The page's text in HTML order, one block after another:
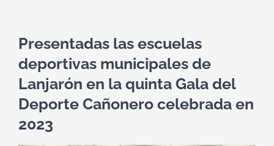
Presentadas las escuelas
deportivas municipales de
Lanjarón en la quinta Gala del
Deporte Cañonero celebrada en
2023